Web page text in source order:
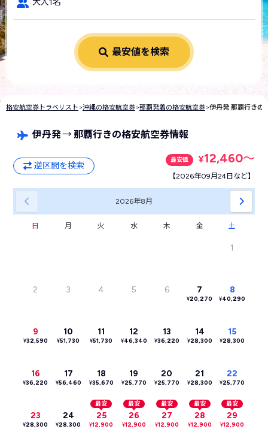
大人1名
最安値を検索
格安航空券トラベリスト >沖縄の格安航空券>那覇発着の格安航空券>伊丹発 那覇行きの
伊丹発→那覇行きの格安航空券情報
逆区間を検索
最安値 ¥12,460〜
【2026年09月24日など】
2026年8月
日 月 火 水 木 金 土
1
2 3 4 5 6 7
¥20,270
8
¥40,290
9
¥32,590
10
¥51,730
11
¥51,730
12
¥46,340
13
¥36,220
14
¥28,300
15
¥28,300
16
¥36,220
17
¥56,460
18
¥35,670
19
¥25,770
20
¥25,770
21
¥28,300
22
¥25,770
23
¥28,300
24
¥28,300
最安
25
¥12,900
最安
26
¥12,900
最安
27
¥12,900
最安
28
¥12,900
最安
29
¥12,900